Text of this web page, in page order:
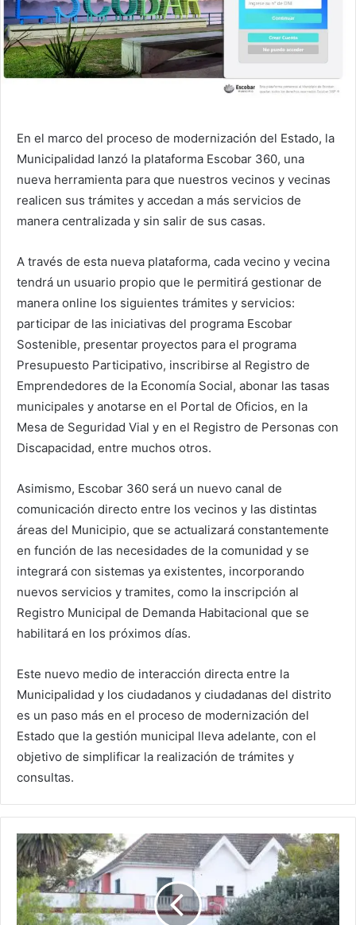
En el marco del proceso de modernización del Estado, la
Municipalidad lanzó la plataforma Escobar 360, una
nueva herramienta para que nuestros vecinos y vecinas
realicen sus trámites y accedan a más servicios de
manera centralizada y sin salir de sus casas.
A través de esta nueva plataforma, cada vecino y vecina
tendrá un usuario propio que le permitirá gestionar de
manera online los siguientes trámites y servicios:
participar de las iniciativas del programa Escobar
Sostenible, presentar proyectos para el programa
Presupuesto Participativo, inscribirse al Registro de
Emprendedores de la Economía Social, abonar las tasas
municipales y anotarse en el Portal de Oficios, en la
Mesa de Seguridad Vial y en el Registro de Personas con
Discapacidad, entre muchos otros.
Asimismo, Escobar 360 será un nuevo canal de
comunicación directo entre los vecinos y las distintas
áreas del Municipio, que se actualizará constantemente
en función de las necesidades de la comunidad y se
integrará con sistemas ya existentes, incorporando
nuevos servicios y tramites, como la inscripción al
Registro Municipal de Demanda Habitacional que se
habilitará en los próximos días.
Este nuevo medio de interacción directa entre la
Municipalidad y los ciudadanos y ciudadanas del distrito
es un paso más en el proceso de modernización del
Estado que la gestión municipal lleva adelante, con el
objetivo de simplificar la realización de trámites y
consultas.